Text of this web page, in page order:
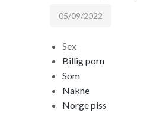
05/09/2022
Sex
Billig porn
Som
Nakne
Norge piss